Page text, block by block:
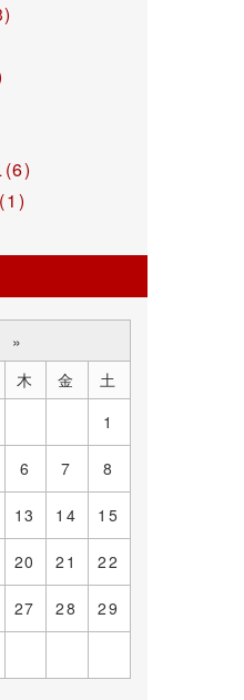
(6)
»
木 金
土
1
6 7 8
13 14 15
20 21 22
27 28 29